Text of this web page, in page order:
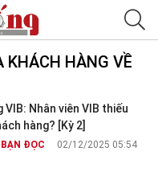
KHÁCH HÀNG VỀ
Nhân viên VIB thiếu
hàng? [Kỳ 2]
ĐỌC 02/12/2025 05:54